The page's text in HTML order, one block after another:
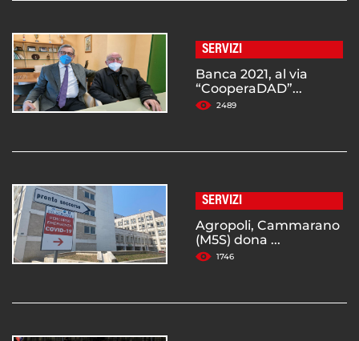
SERVIZI
Banca 2021, al via
“CooperaDAD”...
2489
SERVIZI
Agropoli, Cammarano
(M5S) dona ...
1746